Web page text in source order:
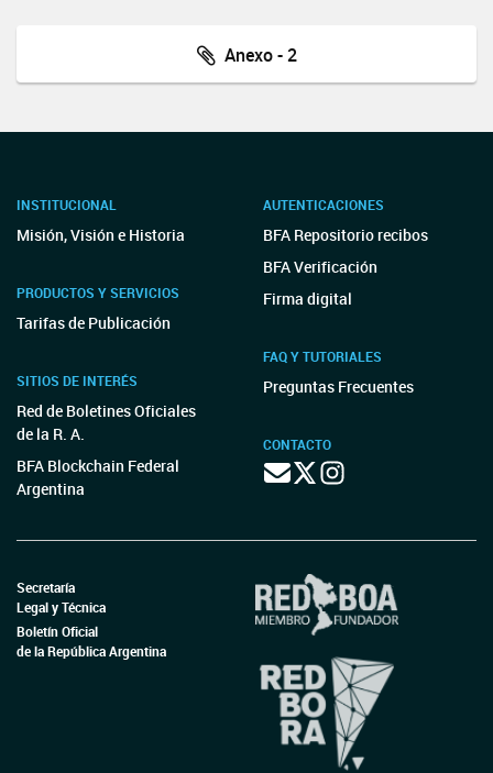
Anexo - 2
INSTITUCIONAL
Misión, Visión e Historia
PRODUCTOS Y SERVICIOS
Tarifas de Publicación
SITIOS DE INTERÉS
Red de Boletines Oficiales
de la R. A.
BFA Blockchain Federal
Argentina
AUTENTICACIONES
BFA Repositorio recibos
BFA Verificación
Firma digital
FAQ Y TUTORIALES
Preguntas Frecuentes
CONTACTO
Secretaría
Legal y Técnica
Boletín Oficial
de la República Argentina